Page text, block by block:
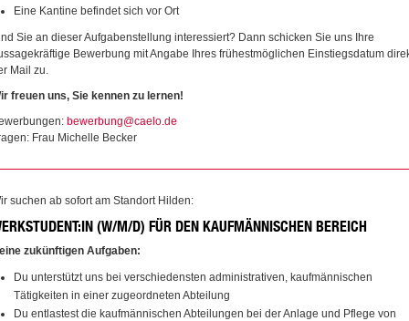
Eine Kantine befindet sich vor Ort
Sie an dieser Aufgabenstellung interessiert? Dann schicken Sie uns Ihre
Bewerbung mit Angabe Ihres frühestmöglichen Einstiegsdatum
Mail zu.
freuen uns, Sie kennen zu lernen!
bewerbung@caelo.de
Frau Michelle Becker
suchen ab sofort am Standort Hilden:
(W/M/D) FÜR DEN KAUFMÄNNISCHEN BEREICH
zukünftigen Aufgaben:
Du unterstützt uns bei verschiedensten administrativen, kaufmännischen
Tätigkeiten in einer zugeordneten Abteilung
Du entlastest die kaufmännischen Abteilungen bei der Anlage und Pflege von